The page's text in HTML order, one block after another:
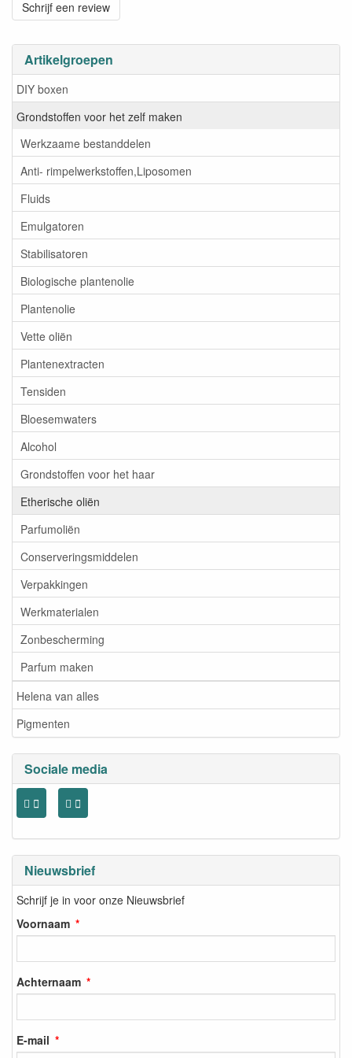
Artikelgroepen
DIY boxen
Grondstoffen voor het zelf maken
Werkzaame bestanddelen
Anti- rimpelwerkstoffen,Liposomen
Fluids
Emulgatoren
Stabilisatoren
Biologische plantenolie
Plantenolie
Vette oliën
Plantenextracten
Tensiden
Bloesemwaters
Alcohol
Grondstoffen voor het haar
Etherische oliën
Parfumoliën
Conserveringsmiddelen
Verpakkingen
Werkmaterialen
Zonbescherming
Parfum maken
Helena van alles
Pigmenten
Sociale media
Nieuwsbrief
Schrijf je in voor onze Nieuwsbrief
Voornaam
Achternaam
E-mail
Schrijf een review